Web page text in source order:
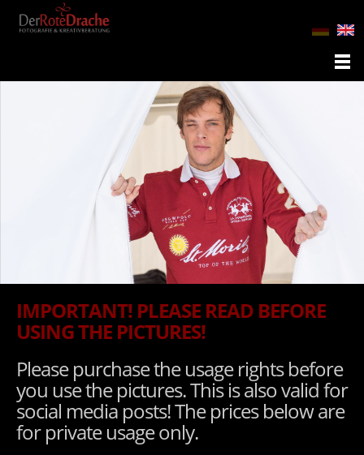
IMPORTANT! PLEASE READ BEFORE
USING THE PICTURES!
Please purchase the usage rights before
you use the pictures. This is also valid for
social media posts! The prices below are
for private usage only.